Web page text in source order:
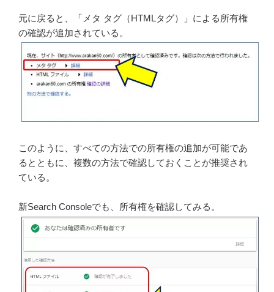
元に戻ると、「メタ タグ（HTMLタグ）」による所有権
の確認が追加されている。
このように、すべての方法での所有権の追加が可能であ
るとともに、複数の方法で確認しておくことが推奨され
ている。
新Search Consoleでも、所有権を確認してみる。